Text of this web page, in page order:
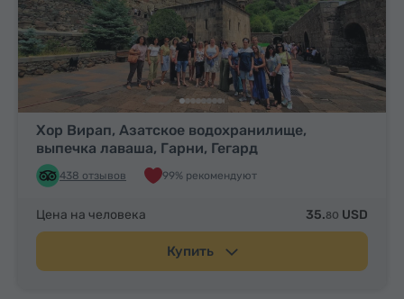
Хор Вирап, Азатское водохранилище,
выпечка лаваша, Гарни, Гегард
438 отзывов 99% рекомендуют
Цена на человека 35.80 USD
Купить